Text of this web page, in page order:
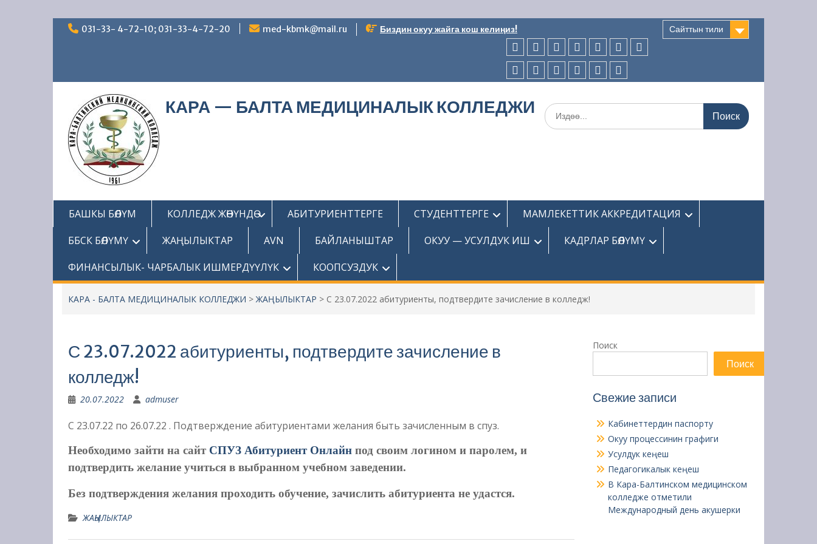
Перейти031-33- 4-72-10; 031-33-4-72-20 med-kbmk@mail.ru Биздин окуу жайга кош келиңиз! Сайттын тили
БАШКЫ
БӨЛҮМ
КОЛЛЕДЖ
ЖӨНҮНДӨ
АБИТУРИЕНТТЕРГЕ
СТУДЕНТТЕРГЕ
МАМЛЕКЕТТИК
АККРЕДИТАЦИЯ
ББСК
БӨЛҮМҮ
AVN БАЙЛАНЫШТАР
ОКУУ
УСУЛДУК
ИШ
КАДРЛАРФИНАНСЫЛЫК-
КООПСУЗДУК
КАРА — БАЛТА МЕДИЦИНАЛЫК КОЛЛЕДЖИ
Поиск
по:
БАШКЫ БӨЛҮМ КОЛЛЕДЖ ЖӨНҮНДӨ АБИТУРИЕНТТЕРГЕ СТУДЕНТТЕРГЕ
МАМЛЕКЕТТИК АККРЕДИТАЦИЯ
ББСК БӨЛҮМҮ
ЖАҢЫЛЫКТАР AVN БАЙЛАНЫШТАР ОКУУ — УСУЛДУК ИШ
КАДРЛАР БӨЛҮМҮ
ФИНАНСЫЛЫК- ЧАРБАЛЫК ИШМЕРДҮҮЛҮК
КООПСУЗДУК
КАРА - БАЛТА МЕДИЦИНАЛЫК КОЛЛЕДЖИ >ЖАҢЫЛЫКТАР > С 23.07.2022 абитуриенты, подтвердите зачисление в колледж!
С 23.07.2022 абитуриенты, подтвердите зачисление в
колледж!
20.07.2022 admuser
С 23.07.22 по 26.07.22 . Подтверждение абитуриентами желания быть зачисленным в спуз.
Необходимо зайти на сайт СПУЗ Абитуриент Онлайн под своим логином и паролем, и
подтвердить желание учиться в выбранном учебном заведении.
Без подтверждения желания проходить обучение, зачислить абитуриента не удастся.
ЖАҢЫЛЫКТАР
Поиск
Поиск
Свежие записи
Кабинеттердин паспорту
Окуу процессинин графиги
Усулдук кеңеш
Педагогикалык кеңеш
В Кара-Балтинском медицинском
колледже отметили
Международный день акушерки